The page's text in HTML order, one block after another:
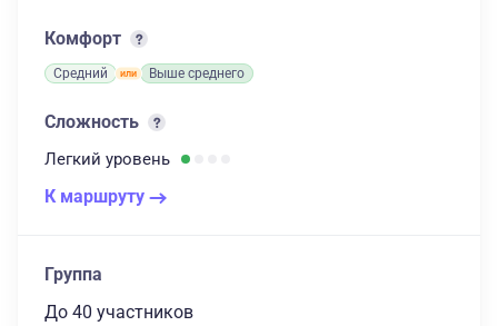
Комфорт
Средний Выше среднего
Сложность
Легкий уровень
К маршруту
Группа
до 40 участников